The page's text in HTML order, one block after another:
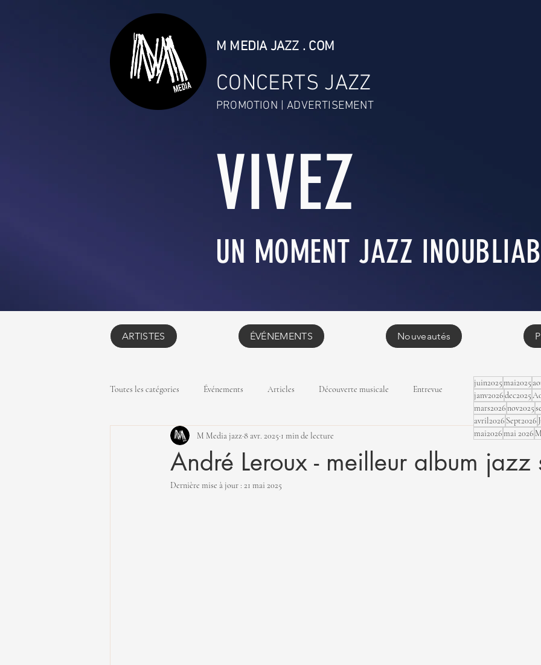
CONCERTS JAZZ
PROMOTION | ADVERTISEMENT
M MEDIA JAZZ . COM
VIVEZ
UN MOMENT JAZZ
ARTISTES ÉVÉNEMENTS Nouveautés
Toutes les catégories Événements Articles Découverte musicale Entrevue
André Leroux - meilleur album jazz
M Media jazz 8 avr. 2025 1 min de lecture
Dernière mise à jour : 21 mai 2025
juin2025mai2025
janv2026dec2025
mars2026nov2025
avril2026 Sept2026
mai2026mai 2026